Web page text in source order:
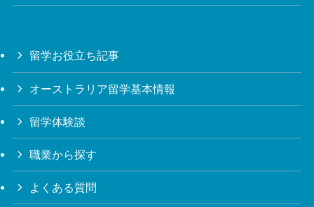
留学お役立ち記事
オーストラリア留学基本情報
留学体験談
職業から探す
よくある質問